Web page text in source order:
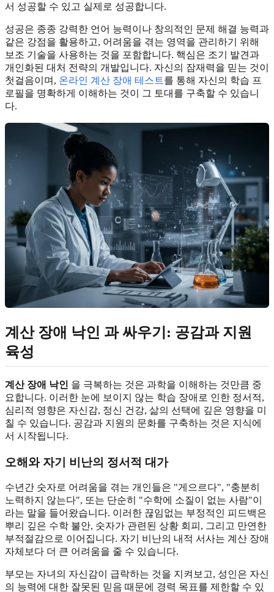
서 성공할 수 있고 실제로 성공합니다.
성공은 종종 강력한 언어 능력이나 창의적인 문제 해결 능력과
같은 강점을 활용하고, 어려움을 겪는 영역을 관리하기 위해
보조 기술을 사용하는 것을 포함합니다. 핵심은 조기 발견과
개인화된 대처 전략의 개발입니다. 자신의 잠재력을 믿는 것이
첫걸음이며, 온라인 계산 장애 테스트를 통해 자신의 학습 프
로필을 명확하게 이해하는 것이 그 토대를 구축할 수 있습니
다.
계산 장애 낙인 과 싸우기: 공감과 지원
육성
계산 장애 낙인 을 극복하는 것은 과학을 이해하는 것만큼 중
요합니다. 이러한 눈에 보이지 않는 학습 장애로 인한 정서적,
심리적 영향은 자신감, 정신 건강, 삶의 선택에 깊은 영향을 미
칠 수 있습니다. 공감과 지원의 문화를 구축하는 것은 지식에
서 시작됩니다.
오해와 자기 비난의 정서적 대가
수년간 숫자로 어려움을 겪는 개인들은 "게으르다", "충분히
노력하지 않는다", 또는 단순히 "수학에 소질이 없는 사람"이
라는 말을 들어왔습니다. 이러한 끊임없는 부정적인 피드백은
뿌리 깊은 수학 불안, 숫자가 관련된 상황 회피, 그리고 만연한
부적절감으로 이어집니다. 자기 비난의 내적 서사는 계산 장애
자체보다 더 큰 어려움을 줄 수 있습니다.
부모는 자녀의 자신감이 급락하는 것을 지켜보고, 성인은 자신
의 능력에 대한 잘못된 믿음 때문에 경력 목표를 제한할 수 있